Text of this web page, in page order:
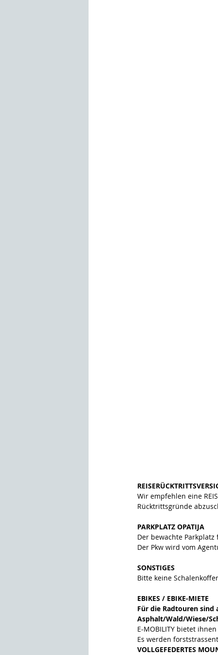
Wir empfehlen eine
Rücktrittsgründe
PARKPLATZ OPATIJA
Der bewachte Parkplatz
Der Pkw wird vom
SONSTIGES
Bitte keine
EBIKES / EBIKE-MIETE
Für die Radtouren
Asphalt/Wald/Wiese/
E-MOBILITY bietet
Es werden
VOLLGEFEDERTES